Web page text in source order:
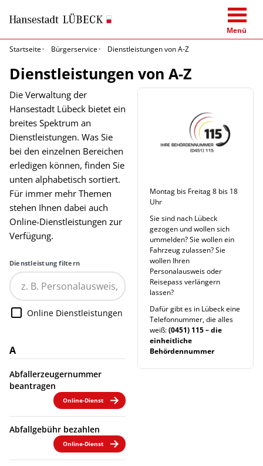
Menü
Startseite
Bürgerservice Dienstleistungen von A-Z
Dienstleistungen von A-Z
Die Verwaltung der
Hansestadt Lübeck bietet ein
breites Spektrum an
Dienstleistungen. Was Sie
bei den einzelnen Bereichen
erledigen können, finden Sie
unten alphabetisch sortiert.
Für immer mehr Themen
stehen Ihnen dabei auch
Online-Dienstleistungen zur
Verfügung.
Dienstleistung filtern
Online Dienstleistungen
A
Abfallerzeugernummer
beantragen
Online-Dienst
Abfallgebühr bezahlen
Online-Dienst
Montag bis Freitag 8 bis 18
Uhr
Sie sind nach Lübeck
gezogen und wollen sich
ummelden? Sie wollen ein
Fahrzeug zulassen? Sie
wollen Ihren
Personalausweis oder
Reisepass verlängern
lassen?
Dafür gibt es in Lübeck eine
Telefonnummer, die alles
weiß:(0451) 115 – die
einheitliche
Behördennummer